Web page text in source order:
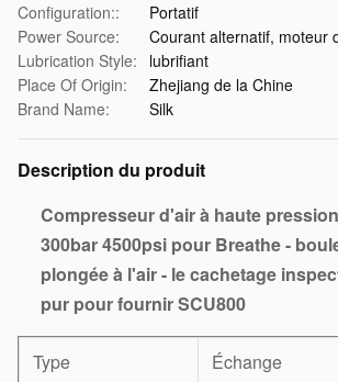
Configuration::
Portatif
Power Source:
Courant alternatif, moteur
Lubrication Style:
lubrifiant
Place Of Origin:
Zhejiang de la Chine
Brand Name:
Silk
Description du produit
Compresseur d'air à haute
300bar 4500psi pour Breathe -
plongée à l'air - le cachetage
pur pour fournir SCU800
Type Échange